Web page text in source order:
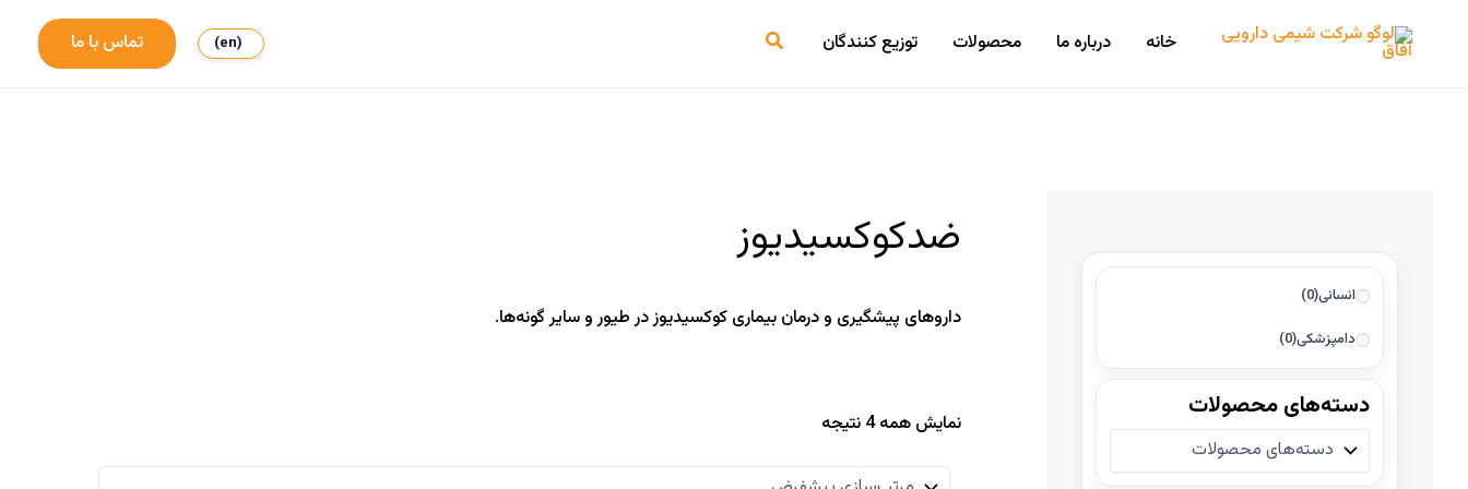
خانه درباره ما محصولات توزیع کنندگان جستجو (en) تماس با ما
انسانی(0)
دامپزشکی(0)
دسته‌های محصولات
ضدکوکسیدیوز
داروهای پیشگیری و درمان بیماری کوکسیدیوز در طیور و سایر گونه‌ها.
نمایش همه 4 نتیجه